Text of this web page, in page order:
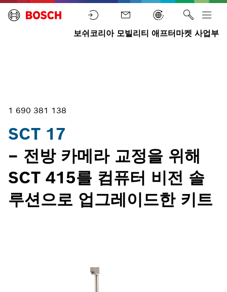
보쉬코리아 모빌리티 애프터마켓 사업부
1 690 381 138
SCT 17
– 전방 카메라 교정을 위해
SCT 415를 컴퓨터 비전 솔
루션으로 업그레이드한 키트